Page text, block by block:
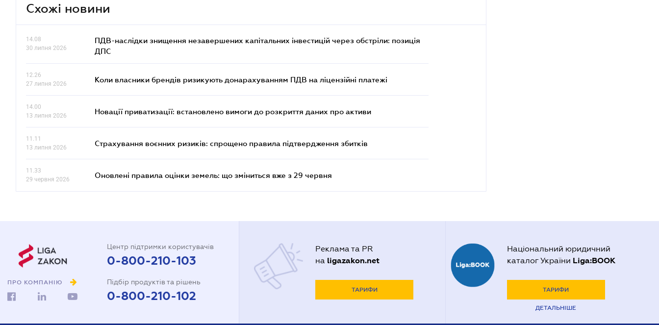
Схожі новини
14.08
30 липня 2026
ПДВ-наслідки знищення незавершених капітальних інвестицій через обстріли: позиція
ДПС
12.26
27 липня 2026
Коли власники брендів ризикують донарахуванням ПДВ на ліцензійні платежі
14.00
13 липня 2026
Новації приватизації: встановлено вимоги до розкриття даних про активи
11.11
13 липня 2026
Страхування воєнних ризиків: спрощено правила підтвердження збитків
11.33
29 червня 2026
Оновлені правила оцінки земель: що зміниться вже з 29 червня
ПРО КОМПАНІЮ
Центр підтримки користувачів
0-800-210-103
Підбір продуктів та рішень
0-800-210-102
Реклама та PR
на ligazakon.net
ТАРИФИ
Національний юридичний
каталог України Liga:BOOK
ТАРИФИ
ДЕТАЛЬНІШЕ